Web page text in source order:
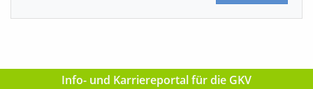
Info- und Karriereportal für die GKV